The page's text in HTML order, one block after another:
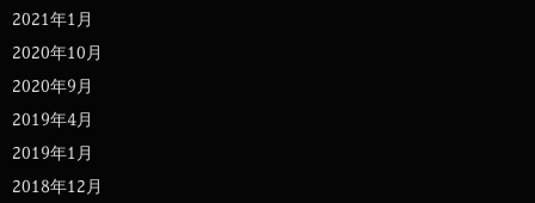
2021年1月
2020年10月
2020年9月
2019年4月
2019年1月
2018年12月